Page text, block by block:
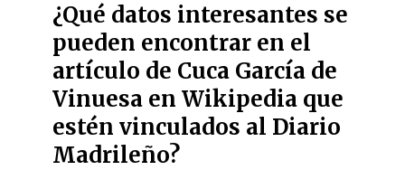
¿Qué datos interesantes se
pueden encontrar en el
artículo de Cuca García de
Vinuesa en Wikipedia que
estén vinculados al Diario
Madrileño?